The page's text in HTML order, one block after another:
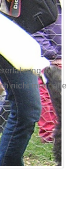
zu
nicht mehr alle